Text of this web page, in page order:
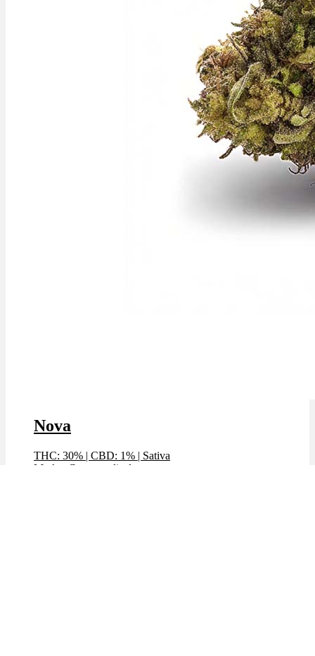
Nova
THC: 30% | CBD: 1% | Sativa
Marke: Cannamedical